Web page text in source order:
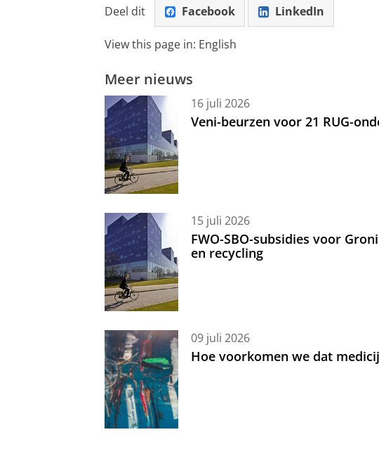
Deel dit Facebook LinkedIn
View this page in: English
Meer nieuws
16 juli 2026
Veni-beurzen voor 21 RUG-
15 juli 2026
FWO-SBO-subsidies voor
en recycling
09 juli 2026
Hoe voorkomen we dat